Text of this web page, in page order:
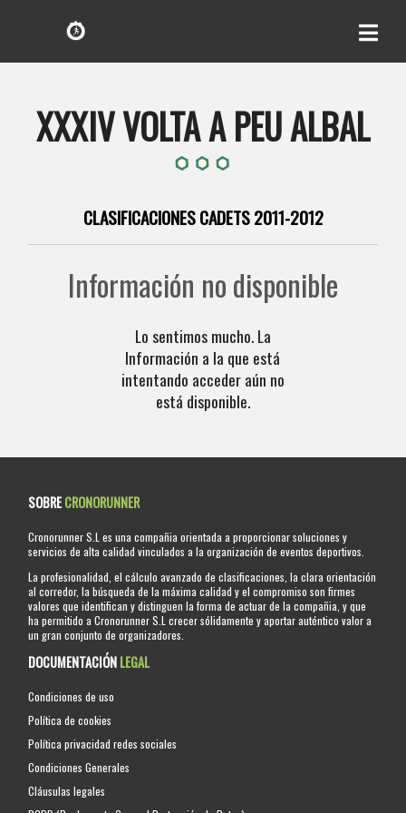
XXXIV VOLTA A PEU ALBAL
CLASIFICACIONES CADETS 2011-2012
Información no disponible
Lo sentimos mucho. La
Información a la que está
intentando acceder aún no
está disponible.
SOBRECRONORUNNER
Cronorunner S.L es una compañia orientada a proporcionar soluciones y
servicios de alta calidad vinculados a la organización de eventos deportivos.
La profesionalidad, el cálculo avanzado de clasificaciones, la clara orientación
al corredor, la búsqueda de la máxima calidad y el compromiso son firmes
valores que identifican y distinguen la forma de actuar de la compañia, y que
ha permitido a Cronorunner S.L crecer sólidamente y aportar auténtico valor a
un gran conjunto de organizadores.
DOCUMENTACIÓNLEGAL
Condiciones de uso
Política de cookies
Política privacidad redes sociales
Condiciones Generales
Cláusulas legales